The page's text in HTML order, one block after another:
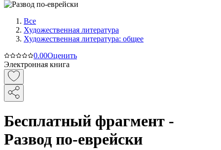
Все
Художественная литература
Художественная литература: общее
0.00Оценить
Электронная книга
Бесплатный фрагмент -
Развод по-еврейски